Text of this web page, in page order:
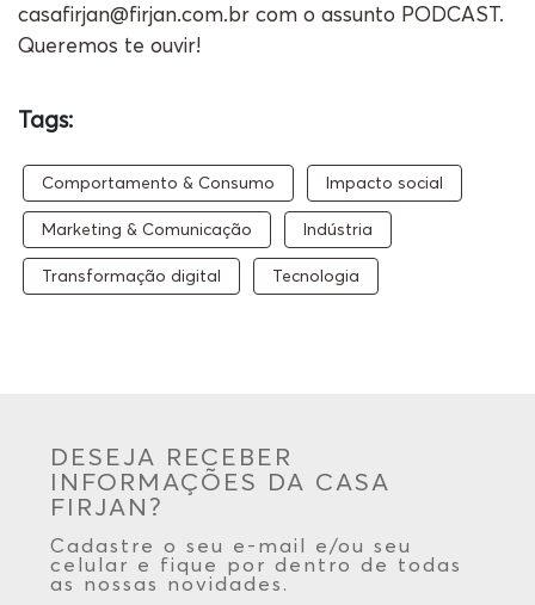
casafirjan@firjan.com.br com o assunto PODCAST.
Queremos te ouvir!
Tags:
Comportamento & Consumo Impacto social
Marketing & Comunicação Indústria
Transformação digital Tecnologia
DESEJA RECEBER
INFORMAÇÕES DA CASA
FIRJAN?
Cadastre o seu e-mail e/ou seu
celular e fique por dentro de todas
as nossas novidades.